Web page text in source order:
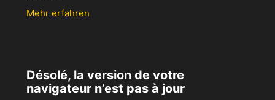
Mehr erfahren
Désolé, la version de votre
navigateur n’est pas à jour